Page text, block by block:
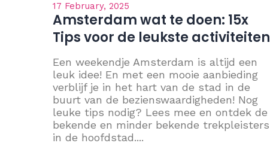
17 February, 2025
Amsterdam wat te doen: 15x
Tips voor de leukste activiteiten
Een weekendje Amsterdam is altijd een
leuk idee! En met een mooie aanbieding
verblijf je in het hart van de stad in de
buurt van de bezienswaardigheden! Nog
leuke tips nodig? Lees mee en ontdek de
bekende en minder bekende trekpleisters
in de hoofdstad....